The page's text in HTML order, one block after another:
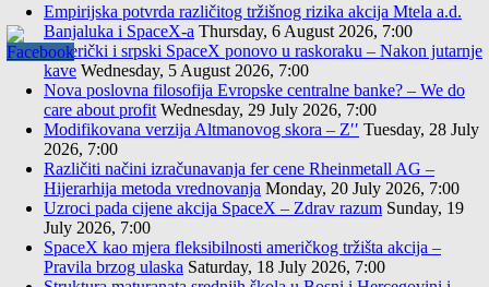
Empirijska potvrda različitog tržišnog rizika akcija Mtela a.d.
Banjaluka i SpaceX-a Thursday, 6 August 2026, 7:00
Američki i srpski SpaceX ponovo u raskoraku – Nakon jutarnje
kave Wednesday, 5 August 2026, 7:00
Nova poslovna filosofija Evropske centralne banke? – We do
care about profit Wednesday, 29 July 2026, 7:00
Modifikovana verzija Altmanovog skora – Z′′ Tuesday, 28 July
2026, 7:00
Različiti načini izračunavanja fer cene Rheinmetall AG –
Hijerarhija metoda vrednovanja Monday, 20 July 2026, 7:00
Uzroci pada cijene akcija SpaceX – Zdrav razum Sunday, 19
July 2026, 7:00
SpaceX kao mjera fleksibilnosti američkog tržišta akcija –
Pravila brzog ulaska Saturday, 18 July 2026, 7:00